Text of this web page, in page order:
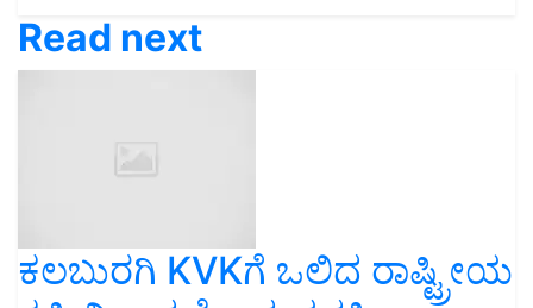
Read next
ಕಲಬುರಗಿ KVKಗೆ ಒಲಿದ ರಾಷ್ಟ್ರೀಯ